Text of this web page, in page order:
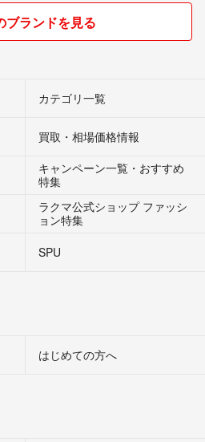
ブランドを見る
カテゴリ一覧
買取・相場価格情報
キャンペーン一覧・おすすめ
特集
ラクマ公式ショップ ファッシ
ョン特集
SPU
はじめての方へ